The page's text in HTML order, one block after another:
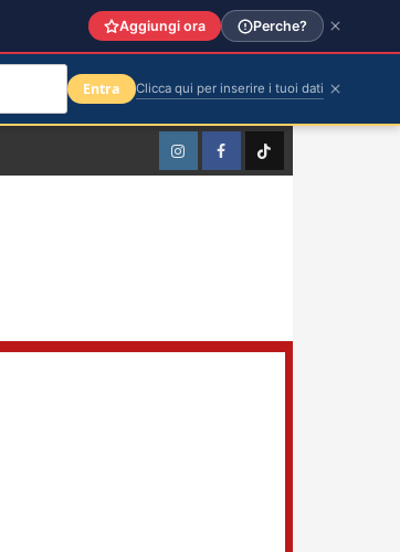
InstagramFacebookTikTok
Aggiungi ora Perche?
Entra Clicca qui per inserire i tuoi dati